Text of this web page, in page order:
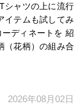
シャツの上に流行
イテムも試してみ
ディネートを 紹
（花柄）の組み合
2026年08月02日